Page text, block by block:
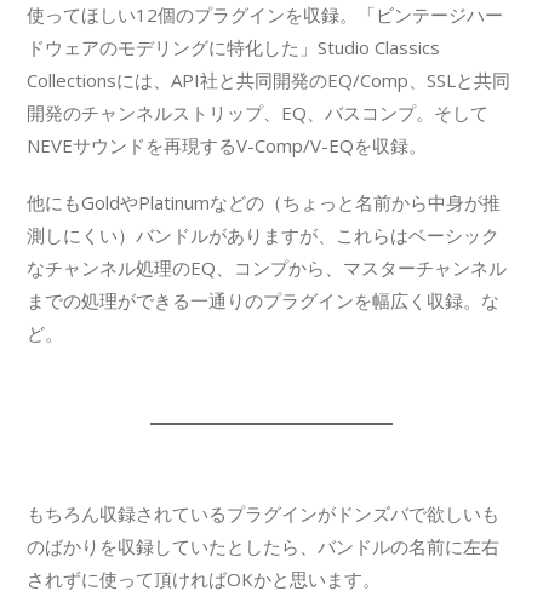
使ってほしい12個のプラグインを収録。「ビンテージハー
ドウェアのモデリングに特化した」Studio Classics
Collectionsには、API社と共同開発のEQ/Comp、SSLと共同
開発のチャンネルストリップ、EQ、バスコンプ。そして
NEVEサウンドを再現するV-Comp/V-EQを収録。
他にもGoldやPlatinumなどの（ちょっと名前から中身が推
測しにくい）バンドルがありますが、これらはベーシック
なチャンネル処理のEQ、コンプから、マスターチャンネル
までの処理ができる一通りのプラグインを幅広く収録。な
ど。
もちろん収録されているプラグインがドンズバで欲しいも
のばかりを収録していたとしたら、バンドルの名前に左右
されずに使って頂ければOKかと思います。